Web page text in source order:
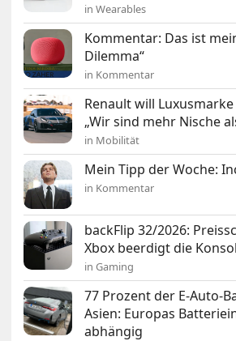
in Wearables
Kommentar: Das ist
Dilemma“
in Kommentar
Renault will
„Wir sind mehr Nische
in Mobilität
Mein Tipp der Woche:
in Kommentar
backFlip 32/2026:
Xbox beerdigt die
in Gaming
77 Prozent der E-Auto-
Asien: Europas
abhängig